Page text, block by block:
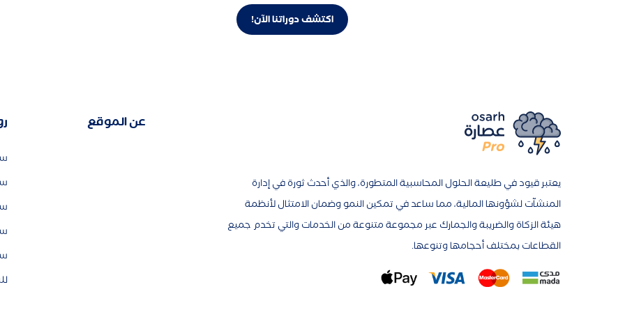
اكتشف دوراتنا الآن!
يعتبر قيود في طليعة الحلول المحاسبية المتطورة، والذي أحدث ثورة في إدارة
المنشآت لشؤونها المالية، مما ساعد في تمكين النمو وضمان الامتثال لأنظمة
هيئة الزكاة والضريبة والجمارك عبر مجموعة متنوعة من الخدمات والتي تخدم جميع
القطاعات بمختلف أحجامها وتنوعها.
عن الموقع